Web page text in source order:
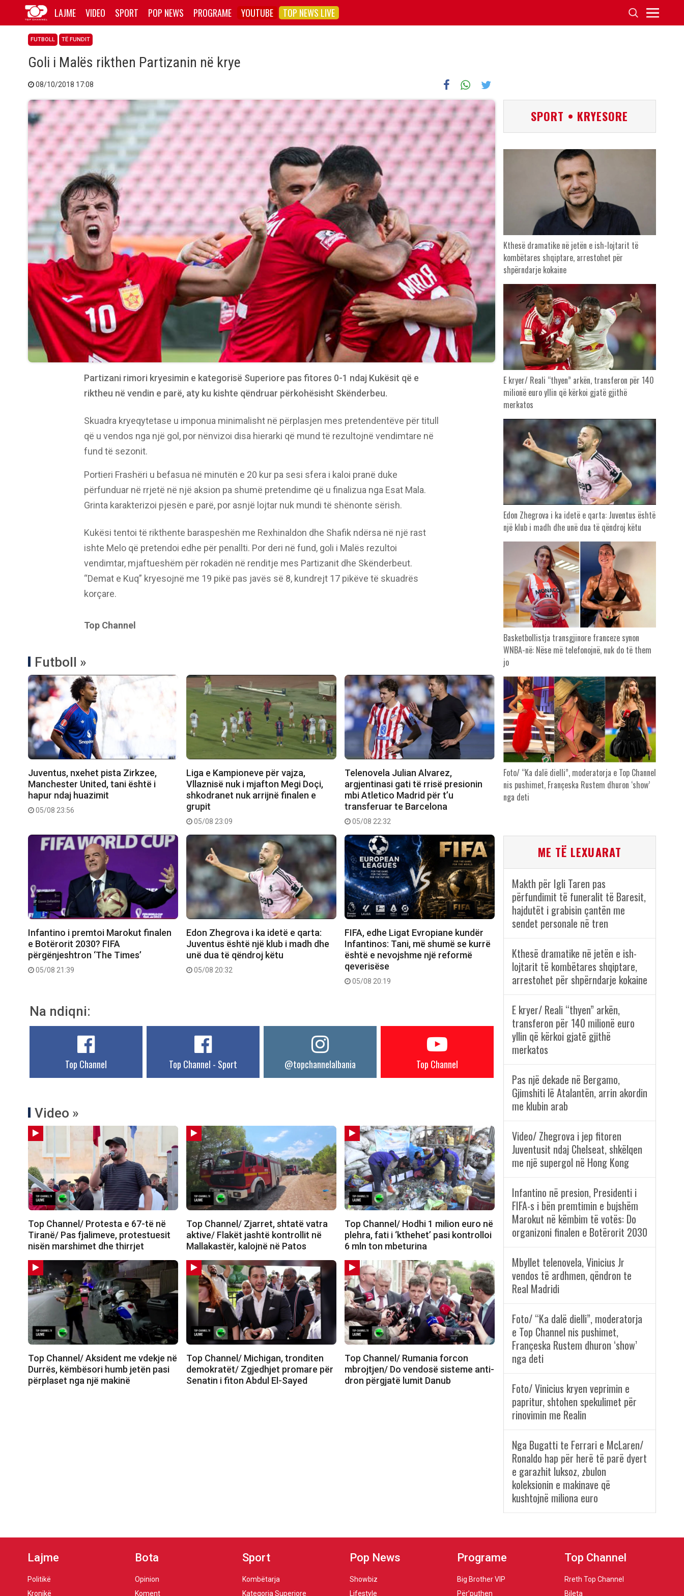
LAJME VIDEO SPORT POP NEWS PROGRAME YOUTUBE TOP NEWS LIVE
FUTBOLL TË FUNDIT
Goli i Malës rikthen Partizanin në krye
08/10/2018 17:08
Partizani rimori kryesimin e kategorisë Superiore pas fitores 0-1 ndaj Kukësit që e
riktheu në vendin e parë, aty ku kishte qëndruar përkohësisht Skënderbeu.
Skuadra kryeqytetase u imponua minimalisht në përplasjen mes pretendentëve për titull
që u vendos nga një gol, por nënvizoi disa hierarki që mund të rezultojnë vendimtare në
fund të sezonit.
Portieri Frashëri u befasua në minutën e 20 kur pa sesi sfera i kaloi pranë duke
përfunduar në rrjetë në një aksion pa shumë pretendime që u finalizua nga Esat Mala.
Grinta karakterizoi pjesën e parë, por asnjë lojtar nuk mundi të shënonte sërish.
Kukësi tentoi të rikthente baraspeshën me Rexhinaldon dhe Shafik ndërsa në një rast
ishte Melo që pretendoi edhe për penallti. Por deri në fund, goli i Malës rezultoi
vendimtar, mjaftueshëm për rokadën në renditje mes Partizanit dhe Skënderbeut.
“Demat e Kuq” kryesojnë me 19 pikë pas javës së 8, kundrejt 17 pikëve të skuadrës
korçare.
Top Channel
Futboll »
Juventus, nxehet pista Zirkzee,
Manchester United, tani është i
hapur ndaj huazimit
05/08 23:56
Liga e Kampioneve për vajza,
Vllaznisë nuk i mjafton Megi Doçi,
shkodranet nuk arrijnë finalen e
grupit
05/08 23:09
Telenovela Julian Alvarez,
argjentinasi gati të rrisë presionin
mbi Atletico Madrid për t’u
transferuar te Barcelona
05/08 22:32
Infantino i premtoi Marokut finalen
e Botërorit 2030? FIFA
përgënjeshtron ‘The Times’
05/08 21:39
Edon Zhegrova i ka idetë e qarta:
Juventus është një klub i madh dhe
unë dua të qëndroj këtu
05/08 20:32
FIFA, edhe Ligat Evropiane kundër
Infantinos: Tani, më shumë se kurrë
është e nevojshme një reformë
qeverisëse
05/08 20:19
Na ndiqni:
Top Channel Top Channel - Sport @topchannelalbania Top Channel
Video »
Top Channel/ Protesta e 67-të në
Tiranë/ Pas fjalimeve, protestuesit
nisën marshimet dhe thirrjet
Top Channel/ Zjarret, shtatë vatra
aktive/ Flakët jashtë kontrollit në
Mallakastër, kalojnë në Patos
Top Channel/ Hodhi 1 milion euro në
plehra, fati i ‘kthehet’ pasi kontrolloi
6 mln ton mbeturina
Top Channel/ Aksident me vdekje në
Durrës, këmbësori humb jetën pasi
përplaset nga një makinë
Top Channel/ Michigan, tronditen
demokratët/ Zgjedhjet promare për
Senatin i fiton Abdul El-Sayed
Top Channel/ Rumania forcon
mbrojtjen/ Do vendosë sisteme anti-
dron përgjatë lumit Danub
SPORT • KRYESORE
Kthesë dramatike në jetën e ish-lojtarit të
kombëtares shqiptare, arrestohet për
shpërndarje kokaine
E kryer/ Reali “thyen” arkën, transferon për 140
milionë euro yllin që kërkoi gjatë gjithë
merkatos
Edon Zhegrova i ka idetë e qarta: Juventus është
një klub i madh dhe unë dua të qëndroj këtu
Basketbollistja transgjinore franceze synon
WNBA-në: Nëse më telefonojnë, nuk do të them
jo
Foto/ “Ka dalë dielli”, moderatorja e Top Channel
nis pushimet, Françeska Rustem dhuron ‘show’
nga deti
ME TË LEXUARAT
Makth për Igli Taren pas
përfundimit të funeralit të Baresit,
hajdutët i grabisin çantën me
sendet personale në tren
Kthesë dramatike në jetën e ish-
lojtarit të kombëtares shqiptare,
arrestohet për shpërndarje kokaine
E kryer/ Reali “thyen” arkën,
transferon për 140 milionë euro
yllin që kërkoi gjatë gjithë
merkatos
Pas një dekade në Bergamo,
Gjimshiti lë Atalantën, arrin akordin
me klubin arab
Video/ Zhegrova i jep fitoren
Juventusit ndaj Chelseat, shkëlqen
me një supergol në Hong Kong
Infantino në presion, Presidenti i
FIFA-s i bën premtimin e bujshëm
Marokut në këmbim të votës: Do
organizoni finalen e Botërorit 2030
Mbyllet telenovela, Vinicius Jr
vendos të ardhmen, qëndron te
Real Madridi
Foto/ “Ka dalë dielli”, moderatorja
e Top Channel nis pushimet,
Françeska Rustem dhuron ‘show’
nga deti
Foto/ Vinicius kryen veprimin e
papritur, shtohen spekulimet për
rinovimin me Realin
Nga Bugatti te Ferrari e McLaren/
Ronaldo hap për herë të parë dyert
e garazhit luksoz, zbulon
koleksionin e makinave që
kushtojnë miliona euro
Lajme
Politikë
Kronikë
Bota
Opinion
Koment
Sport
Kombëtarja
Kategoria Superiore
Pop News
Showbiz
Lifestyle
Programe
Big Brother VIP
Për’puthen
Top Channel
Rreth Top Channel
Bileta